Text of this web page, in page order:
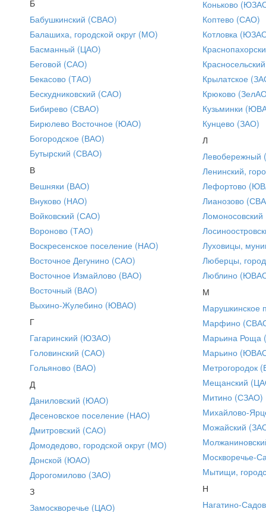
Б
Бабушкинский (СВАО)
Балашиха, городской округ (МО)
Басманный (ЦАО)
Беговой (САО)
Бекасово (ТАО)
Бескудниковский (САО)
Бибирево (СВАО)
Бирюлево Восточное (ЮАО)
Богородское (ВАО)
Бутырский (СВАО)
В
Вешняки (ВАО)
Внуково (НАО)
Войковский (САО)
Вороново (ТАО)
Воскресенское поселение (НАО)
Восточное Дегунино (САО)
Восточное Измайлово (ВАО)
Восточный (ВАО)
Выхино-Жулебино (ЮВАО)
Г
Гагаринский (ЮЗАО)
Головинский (САО)
Гольяново (ВАО)
Д
Даниловский (ЮАО)
Десеновское поселение (НАО)
Дмитровский (САО)
Домодедово, городской округ (МО)
Донской (ЮАО)
Дорогомилово (ЗАО)
З
Замоскворечье (ЦАО)
Коньково
Коптево (САО)
Котловка
Крылатское
Крюково
Кузьминки
Кунцево (ЗАО)
Л
Ленинский,
Лефортово
Лианозово
Луховицы,
Люберцы,
Люблино
М
Марушкинское
Марфино
Марьина Роща
Марьино
Метрогородок
Мещанский
Митино (СЗАО)
Михайлово-
Можайский
Москворечье-
Мытищи,
Н
Нагатино-